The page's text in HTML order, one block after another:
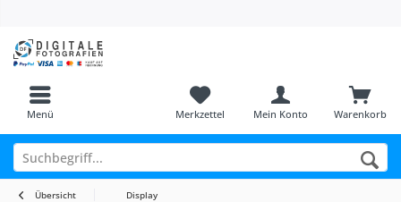
Menü Warenkorb
Merkzettel Mein Konto
Übersicht Display